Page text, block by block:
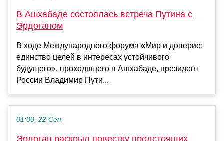
В Ашхабаде состоялась встреча Путина с
Эрдоганом
В ходе Международного форума «Мир и доверие:
единство целей в интересах устойчивого
будущего», проходящего в Ашхабаде, президент
России Владимир Пути...
01:00, 22 Сен
Эрдоган раскрыл повестку предстоящих